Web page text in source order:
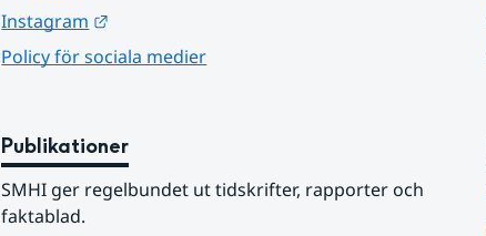
Instagram
Policy för sociala medier
Publikationer
SMHI ger regelbundet ut tidskrifter, rapporter och
faktablad.